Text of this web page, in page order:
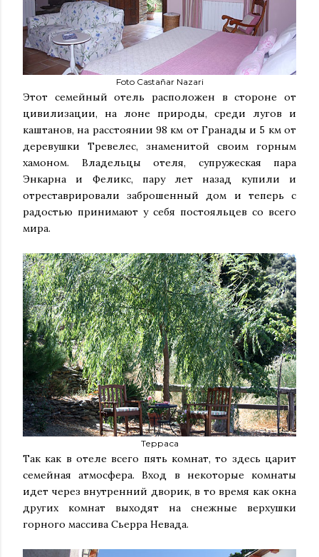
Foto Castañar Nazari
Этот семейный отель расположен в стороне от
цивилизации, на лоне природы, среди лугов и
каштанов, на расстоянии 98 км от Гранады и 5 км от
деревушки Тревелес, знаменитой своим горным
хамоном. Владельцы отеля, супружеская пара
Энкарна и Феликс, пару лет назад купили и
отреставрировали заброшенный дом и теперь с
радостью принимают у себя постояльцев со всего
мира.
Терраса
Так как в отеле всего пять комнат, то здесь царит
семейная атмосфера. Вход в некоторые комнаты
идет через внутренний дворик, в то время как окна
других комнат выходят на снежные верхушки
горного массива Сьерра Невада.